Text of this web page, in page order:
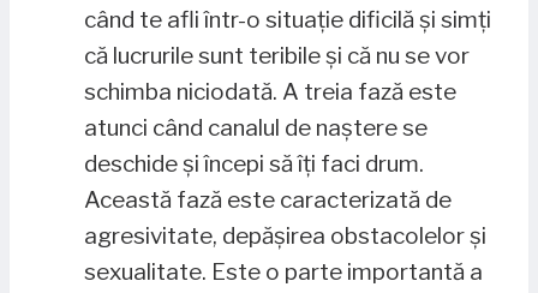
când te afli într-o situație dificilă și simți
că lucrurile sunt teribile și că nu se vor
schimba niciodată. A treia fază este
atunci când canalul de naștere se
deschide și începi să îți faci drum.
Această fază este caracterizată de
agresivitate, depășirea obstacolelor și
sexualitate. Este o parte importantă a